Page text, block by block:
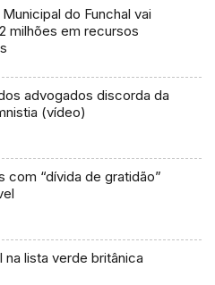
do Funchal vai
milhões em recursos
advogados discorda da
(vídeo)
com “dívida de gratidão”
na lista verde britânica